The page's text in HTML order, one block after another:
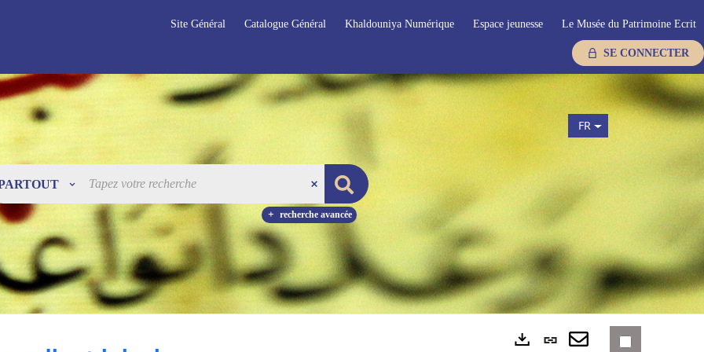
Site Général Catalogue Général Khaldouniya Numérique Espace jeunesse Le Musée du Patrimoine Ecrit
SE CONNECTER
recherche avancée
FR
Lien